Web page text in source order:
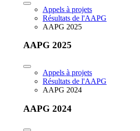
Appels à projets
Résultats de l'AAPG
AAPG 2025
AAPG 2025
Appels à projets
Résultats de l'AAPG
AAPG 2024
AAPG 2024